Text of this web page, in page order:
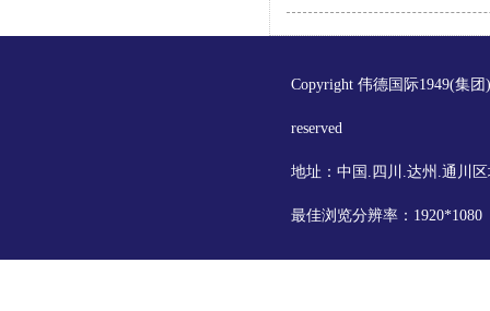
Copyright 伟德国际1949(集
reserved
地址：中国.四川.达州.通川
最佳浏览分辨率：1920*1080